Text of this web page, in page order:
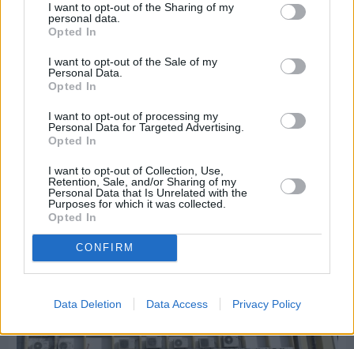
I want to opt-out of the Sharing of my
personal data.
Opted In
I want to opt-out of the Sale of my
Personal Data.
Opted In
I want to opt-out of processing my
Personal Data for Targeted Advertising.
Opted In
I want to opt-out of Collection, Use,
Retention, Sale, and/or Sharing of my
Personal Data that Is Unrelated with the
Purposes for which it was collected.
Opted In
CONFIRM
Data Deletion Data Access Privacy Policy
Πριν 6 ημέρες
30 Ιουλίου - Διεθνής Ημέρα Φιλίας: Η δύναμη
των ανθρώπινων σχέσεων στην ψυχική υγεία